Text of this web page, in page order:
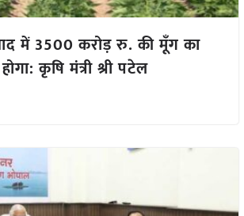
में 3500 करोड़ रु. की मूँग का
कृषि मंत्री श्री पटेल